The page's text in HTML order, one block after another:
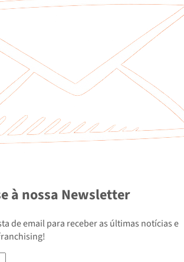
à nossa Newsletter
de email para receber as últimas notícias e